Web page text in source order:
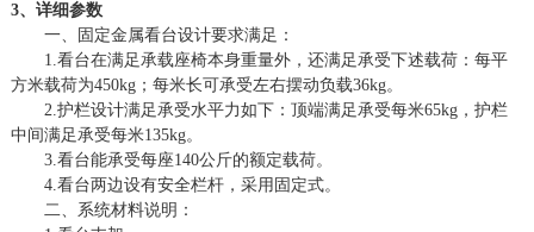
3、详细参数
一、固定金属看台设计要求满足：
1.看台在满足承载座椅本身重量外，还满足承受下述载荷：每平
方米载荷为450kg；每米长可承受左右摆动负载36kg。
2.护栏设计满足承受水平力如下：顶端满足承受每米65kg，护栏
中间满足承受每米135kg。
3.看台能承受每座140公斤的额定载荷。
4.看台两边设有安全栏杆，采用固定式。
二、系统材料说明：